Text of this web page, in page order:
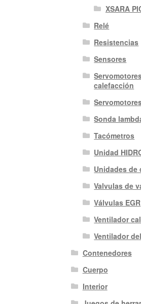
XSARA
Relé
Resistencias
Sensores
calefacción
Sonda
Tacómetros
Unidad
Unidades de
Valvulas de
Válvulas EGR
Ventilador
Ventilador
Contenedores
Cuerpo
Interior